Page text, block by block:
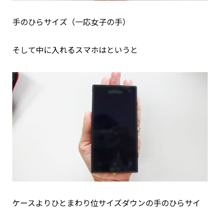
手のひらサイズ（一応女子の手）
そして中に入れるスマホはというと
ケースよりひとまわり位サイズダウンの手のひらサイ